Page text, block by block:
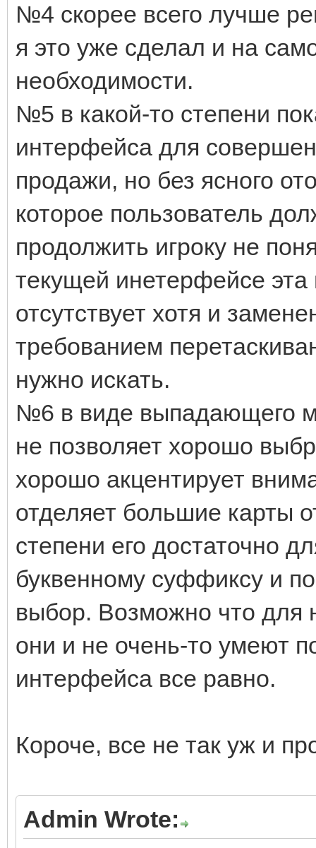
№4 скорее всего лучше
я это уже сделал и на
необходимости.
№5 в какой-то степени
интерфейса для
продажи, но без ясного
которое пользователь
продолжить игроку не
текущей инетерфейсе эта
отсутствует хотя и
требованием
нужно искать.
№6 в виде выпадающего
не позволяет хорошо
хорошо акцентирует
отделяет большие карты
степени его достаточно
буквенному суффиксу и
выбор. Возможно что для
они и не очень-то умеют
интерфейса все равно.
Короче, все не так уж и
Admin Wrote: